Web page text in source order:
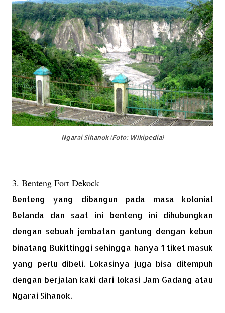
Ngarai Sihanok (Foto: Wikipedia)
3. Benteng Fort Dekock
Benteng yang dibangun pada masa kolonial
Belanda dan saat ini benteng ini dihubungkan
dengan sebuah jembatan gantung dengan kebun
binatang Bukittinggi sehingga hanya 1 tiket masuk
yang perlu dibeli. Lokasinya juga bisa ditempuh
dengan berjalan kaki dari lokasi Jam Gadang atau
Ngarai Sihanok.